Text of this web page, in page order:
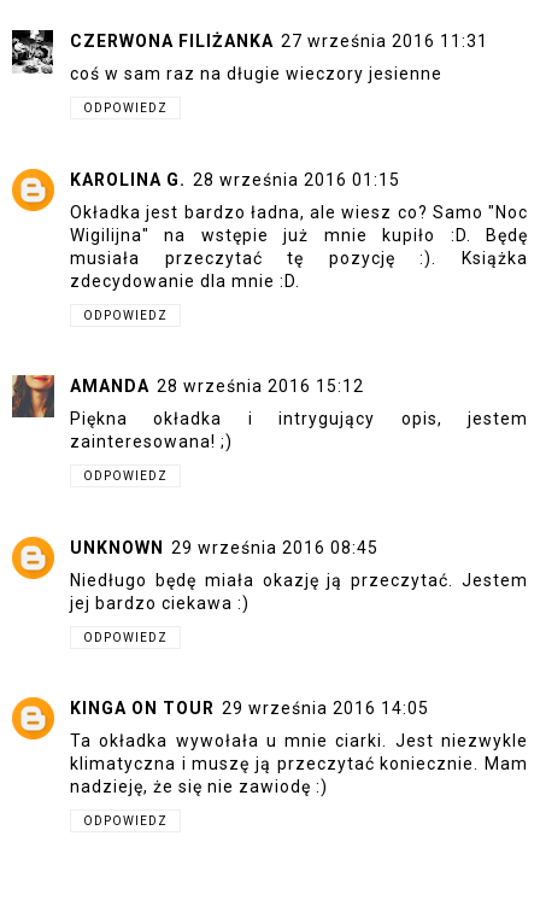
CZERWONA FILIŻANKA 27 września 2016 11:31
coś w sam raz na długie wieczory jesienne
ODPOWIEDZ
KAROLINA G. 28 września 2016 01:15
Okładka jest bardzo ładna, ale wiesz co? Samo "Noc
Wigilijna" na wstępie już mnie kupiło :D. Będę
musiała przeczytać tę pozycję :). Książka
zdecydowanie dla mnie :D.
ODPOWIEDZ
AMANDA 28 września 2016 15:12
Piękna okładka i intrygujący opis, jestem
zainteresowana! ;)
ODPOWIEDZ
UNKNOWN 29 września 2016 08:45
Niedługo będę miała okazję ją przeczytać. Jestem
jej bardzo ciekawa :)
ODPOWIEDZ
KINGA ON TOUR 29 września 2016 14:05
Ta okładka wywołała u mnie ciarki. Jest niezwykle
klimatyczna i muszę ją przeczytać koniecznie. Mam
nadzieję, że się nie zawiodę :)
ODPOWIEDZ